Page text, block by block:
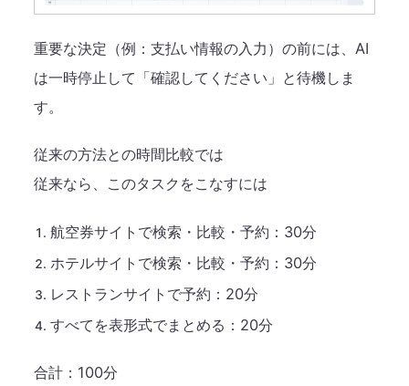
重要な決定（例：支払い情報の入力）の前には、AI
は一時停止して「確認してください」と待機しま
す。
従来の方法との時間比較では
従来なら、このタスクをこなすには
航空券サイトで検索・比較・予約：30分
ホテルサイトで検索・比較・予約：30分
レストランサイトで予約：20分
すべてを表形式でまとめる：20分
合計：100分